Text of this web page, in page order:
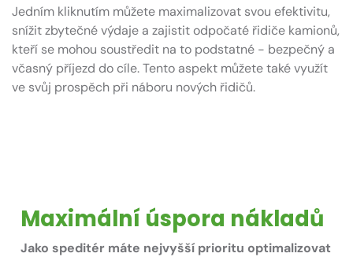
Jedním kliknutím můžete maximalizovat svou efektivitu,
snížit zbytečné výdaje a zajistit odpočaté řidiče kamionů,
kteří se mohou soustředit na to podstatné - bezpečný a
včasný příjezd do cíle. Tento aspekt můžete také využít
ve svůj prospěch při náboru nových řidičů.
Maximální úspora nákladů
Jako speditér máte nejvyšší prioritu optimalizovat